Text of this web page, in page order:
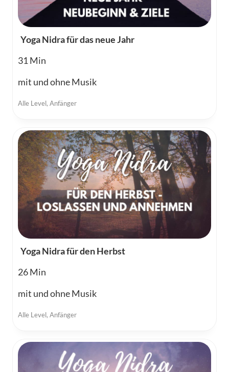
Yoga Nidra für das neue Jahr
31
mit und ohne Musik
Alle Level, Anfänger
Yoga Nidra für den Herbst
26
mit und ohne Musik
Alle Level, Anfänger